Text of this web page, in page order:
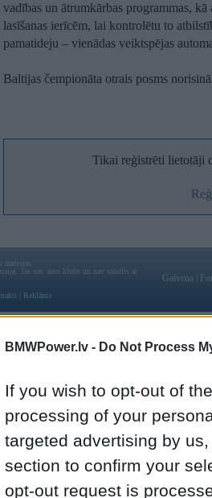
BMWPower.lv - Do Not Process
If you wish to opt-out of
processing of your
targeted advertising by
section to confirm your
opt-out request is
vadības un ātrumkārbas programmas,
lasīšanas ierīcēm, lai kontrolētu to
pamatideju – vienādas veiktspējas
Baltijas čempionāta otrais posms
Tikai reģistrēti lietotāji
darbojas
Tas nav auto klubs un nav saistīts ar
Reklāma
Galvena